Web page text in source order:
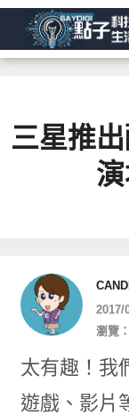
三星推
2017/
瀏覽
太有趣！我
遊戲、影片